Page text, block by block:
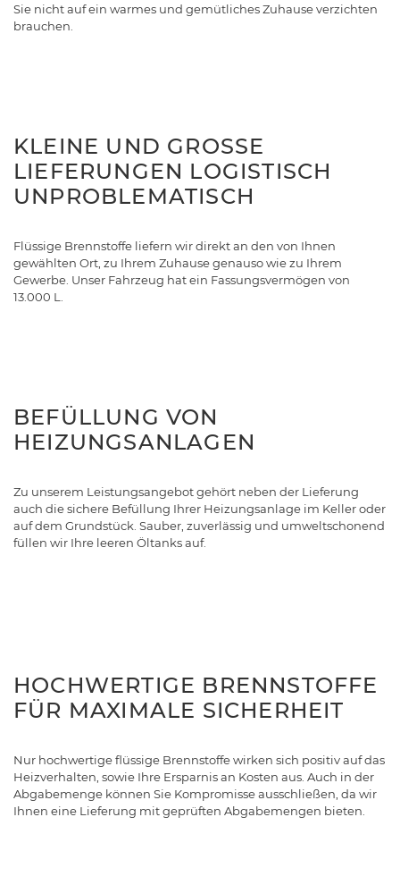
Sie nicht auf ein warmes und gemütliches Zuhause verzichten
brauchen.
KLEINE UND GROSSE L
IEFERUNGEN LOGISTISCH U
NPROBLEMATISCH
Flüssige Brennstoffe liefern wir direkt an den von Ihnen
gewählten Ort, zu Ihrem Zuhause genauso wie zu Ihrem
Gewerbe. Unser Fahrzeug hat ein Fassungsvermögen von
13.000 L.
BEFÜLLUNG VON
HEIZUNGSANLAGEN
Zu unserem Leistungsangebot gehört neben der Lieferung
auch die sichere Befüllung Ihrer Heizungsanlage im Keller oder
auf dem Grundstück. Sauber, zuverlässig und umweltschonend
füllen wir Ihre leeren Öltanks auf.
HOCHWERTIGE BRENNSTOFFE
FÜR MAXIMALE SICHERHEIT
Nur hochwertige flüssige Brennstoffe wirken sich positiv auf das
Heizverhalten, sowie Ihre Ersparnis an Kosten aus. Auch in der
Abgabemenge können Sie Kompromisse ausschließen, da wir
Ihnen eine Lieferung mit geprüften Abgabemengen bieten.